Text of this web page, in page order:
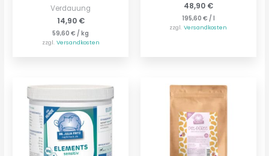
Verdauung
14,90 €
59,60€ /kg
zzgl. Versandkosten
48,90 €
195,60 € / l
zzgl.Versandkosten